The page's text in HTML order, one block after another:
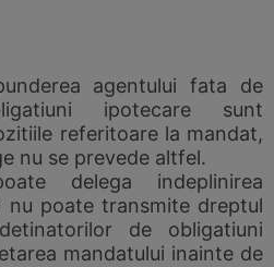
agentului fata de
ipotecare sunt
referitoare la mandat,
nu se prevede altfel.
delega indeplinirea
nu poate transmite dreptul
de obligatiuni
mandatului inainte de